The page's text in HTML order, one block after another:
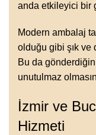
anda etkileyici bir
Modern ambalaj
olduğu gibi şık
Bu da
unutulmaz
İzmir ve
Hizmeti